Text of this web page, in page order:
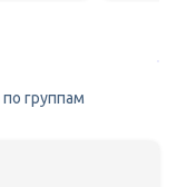
группам